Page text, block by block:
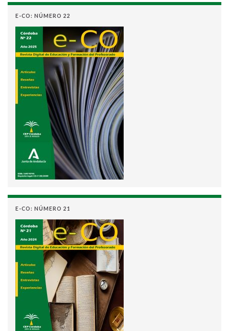
E-CO: NÚMERO 22
E-CO: NÚMERO 21